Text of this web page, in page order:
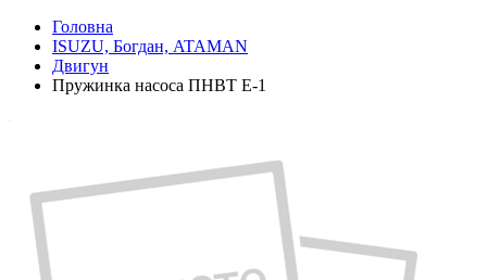
Головна
ISUZU, Богдан, ATAMAN
Двигун
Пружинка насоса ПНВТ Е-1